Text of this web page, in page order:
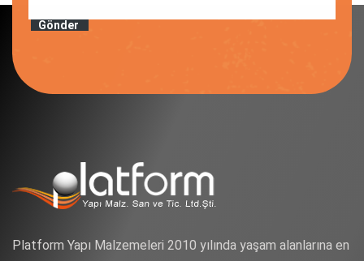
Gönder
Platform Yapı Malzemeleri 2010 yılında yaşam alanlarına en